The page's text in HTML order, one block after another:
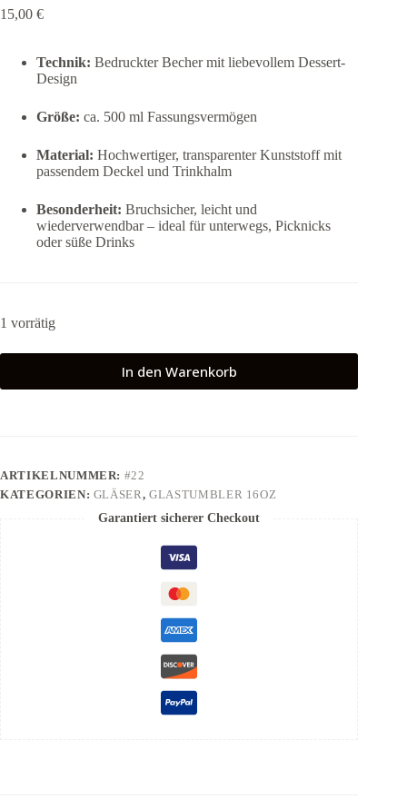
15,00 €
Technik: Bedruckter Becher mit liebevollem Dessert-
Design
Größe: ca. 500 ml Fassungsvermögen
Material: Hochwertiger, transparenter Kunststoff mit
passendem Deckel und Trinkhalm
Besonderheit: Bruchsicher, leicht und
wiederverwendbar – ideal für unterwegs, Picknicks
oder süße Drinks
1 vorrätig
In den Warenkorb
ARTIKELNUMMER: #22
KATEGORIEN: GLÄSER,GLASTUMBLER 16OZ
Garantiert sicherer Checkout